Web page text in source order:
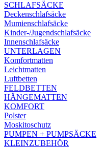
SCHLAFSÄCKE
Deckenschlafsäcke
Mumienschlafsäcke
Kinder-/Jugendschlafsäcke
Innenschlafsäcke
UNTERLAGEN
Komfortmatten
Leichtmatten
Luftbetten
FELDBETTEN
HÄNGEMATTEN
KOMFORT
Polster
Moskitoschutz
PUMPEN + PUMPSÄCKE
KLEINZUBEHÖR